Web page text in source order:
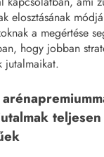
elosztásának
a megértése
hogy jobban
jutalmaikat.
teljesen